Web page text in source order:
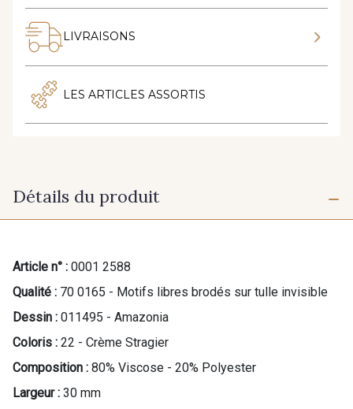
LIVRAISONS
LES ARTICLES ASSORTIS
Détails du produit
Article n° : 0001 2588
Qualité : 70 0165 - Motifs libres brodés sur tulle invisible
Dessin : 011495 - Amazonia
Coloris : 22 - Crème Stragier
Composition : 80% Viscose - 20% Polyester
Largeur : 30 mm